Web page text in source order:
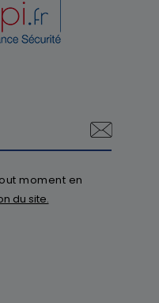
moment en
du site.